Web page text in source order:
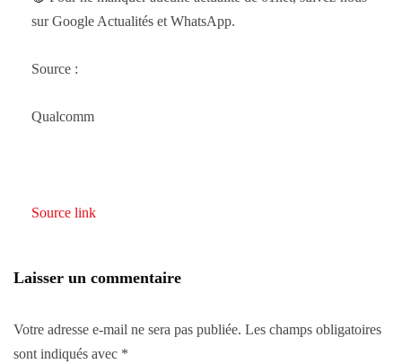
sur Google Actualités et WhatsApp.
Source :
Qualcomm
Source link
Laisser un commentaire
Votre adresse e-mail ne sera pas publiée. Les champs obligatoires
sont indiqués avec *